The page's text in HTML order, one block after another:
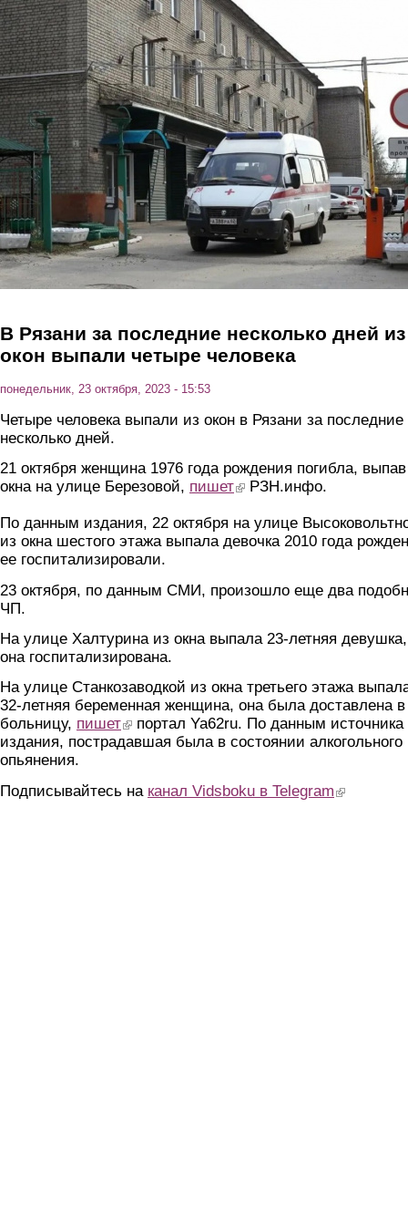
Перейти к основному содержанию
В Рязани за последние несколько дней из
окон выпали четыре человека
понедельник, 23 октября, 2023 - 15:53
Четыре человека выпали из окон в Рязани за последние
несколько дней.
21 октября женщина 1976 года рождения погибла,
окна на улице Березовой, пишет(link is external)
РЗН.инфо.
По данным издания, 22 октября на улице
из окна шестого этажа выпала девочка 2010 года
ее госпитализировали.
23 октября, по данным СМИ, произошло еще два
ЧП.
На улице Халтурина из окна выпала 23-летняя девушка,
она госпитализирована.
На улице Станкозаводкой из окна третьего этажа
32-летняя беременная женщина, она была доставлена в
больницу, пишет(link is external)
портал Ya62ru. По данным источника
издания, пострадавшая была в состоянии алкогольного
опьянения.
Подписывайтесь на канал Vidsboku в Telegram (link is